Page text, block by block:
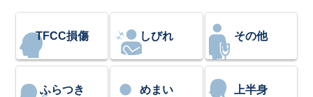
TFCC損傷 しびれ その他
ふらつき めまい 上半身